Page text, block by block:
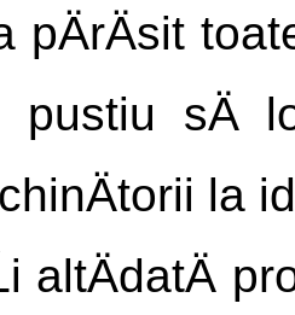
a pÄrÄsit
sÄ
la
altÄdatÄ